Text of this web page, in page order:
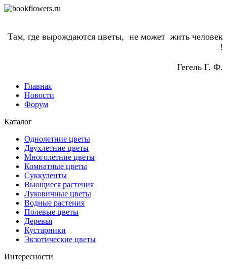
Там, где вырождаются цветы, не может жить человек
!
Гегель Г. Ф.
Главная
Новости
Форум
Каталог
Однолетние цветы
Двухлетние цветы
Многолетние цветы
Комнатные цветы
Суккуленты
Вьющиеся растения
Луковичные цветы
Водные растения
Полевые цветы
Деревья
Кустарники
Экзотические цветы
Интересности